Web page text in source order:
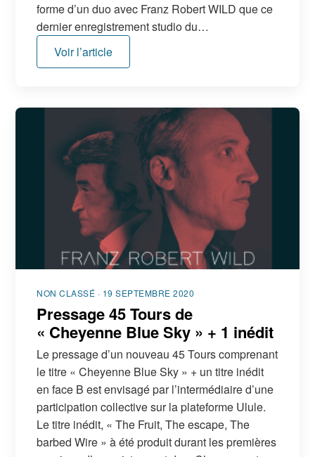
forme d’un duo avec Franz Robert WILD que ce
dernier enregistrement studio du…
Voir l’article
NON CLASSÉ · 19 SEPTEMBRE 2020
Pressage 45 Tours de
« Cheyenne Blue Sky » + 1 inédit
Le pressage d’un nouveau 45 Tours comprenant
le titre « Cheyenne Blue Sky » + un titre inédit
en face B est envisagé par l’intermédiaire d’une
participation collective sur la plateforme Ulule.
Le titre inédit, « The Fruit, The escape, The
barbed Wire » à été produit durant les premières